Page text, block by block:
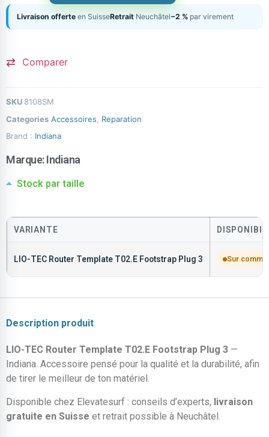
Livraison offerte en SuisseRetrait Neuchâtel−2 % par virement
Comparer
SKU 8108SM
Categories Accessoires, Reparation
Brand : Indiana
Marque:Indiana
Stock par taille
VARIANTE
LIO-TEC Router Template T02.E Footstrap Plug 3 Sur
Description produit
LIO-TEC Router Template T02.E Footstrap Plug 3 —
Indiana. Accessoire pensé pour la qualité et la durabilité, afin
de tirer le meilleur de ton matériel.
Disponible chez Elevatesurf : conseils d’experts, livraison
gratuite en Suisse et retrait possible à Neuchâtel.